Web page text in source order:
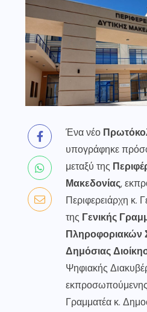
Ένα νέο
υπογράφηκε
μεταξύ της
Μακεδονίας,
Περιφερειάρχη κ.
της Γενικής
Πληροφοριακών
Δημόσιας
Ψηφιακής
Γραμματέα κ.